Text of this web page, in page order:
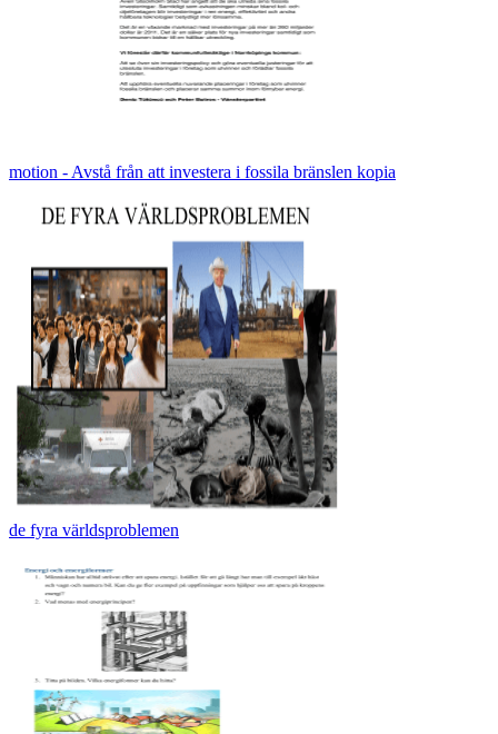
motion - Avstå från att investera i fossila bränslen kopia
de fyra världsproblemen